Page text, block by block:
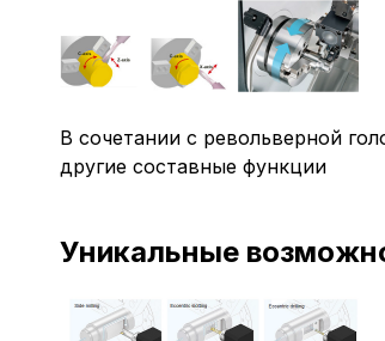
В сочетании с револьверной
другие составные функции
Уникальные